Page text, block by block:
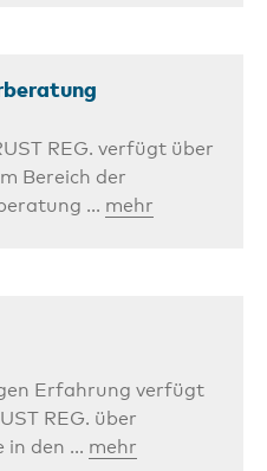
REG. verfügt über
Bereich der
... mehr
Erfahrung verfügt
REG. über
den ... mehr